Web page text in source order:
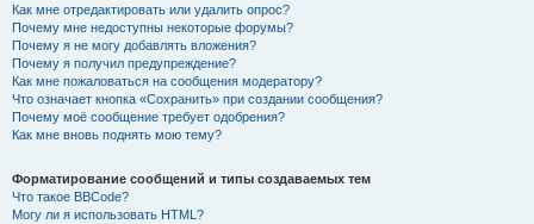
Как мне отредактировать или удалить опрос?
Почему мне недоступны некоторые форумы?
Почему я не могу добавлять вложения?
Почему я получил предупреждение?
Как мне пожаловаться на сообщения модератору?
Что означает кнопка «Сохранить» при создании сообщения?
Почему моё сообщение требует одобрения?
Как мне вновь поднять мою тему?
Форматирование сообщений и типы создаваемых тем
Что такое BBCode?
Могу ли я использовать HTML?